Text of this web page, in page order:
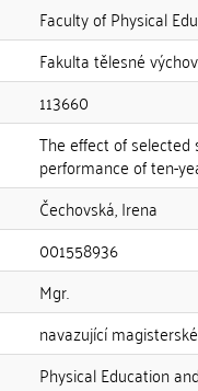
Faculty of Physical
Fakulta tělesné
113660
The effect of
performance of ten-
Čechovská, Irena
001558936
Mgr.
navazující magisterské
Physical Education